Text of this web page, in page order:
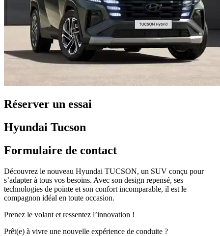
Réserver un essai
Hyundai Tucson
Formulaire de contact
Découvrez le nouveau Hyundai TUCSON, un SUV conçu pour
s’adapter à tous vos besoins. Avec son design repensé, ses
technologies de pointe et son confort incomparable, il est le
compagnon idéal en toute occasion.
Prenez le volant et ressentez l’innovation !
Prêt(e) à vivre une nouvelle expérience de conduite ?